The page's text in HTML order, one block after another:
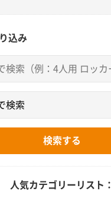
込み
人気カテゴリーリスト：